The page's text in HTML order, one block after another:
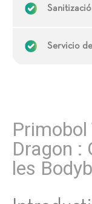
Servicio
Dragon :
les